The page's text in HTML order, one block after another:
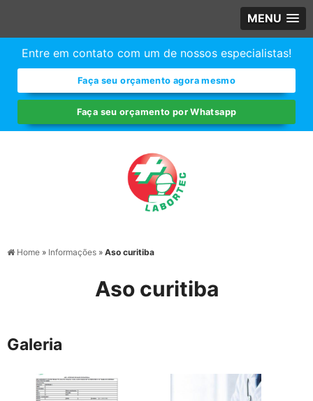
MENU
Entre em contato com um de nossos especialistas!
Faça seu orçamento agora mesmo
Faça seu orçamento por Whatsapp
Home » Informações » Aso curitiba
Aso curitiba
Galeria